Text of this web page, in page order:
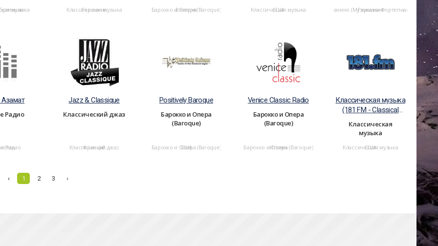
музыка Классическая музыка
Германия Барокко и Опера (Baroque)
Венгрия Классическая музыка
США Пианино (Музыка на Фортепиано)
Германия
Радио
Радио
Jazz & Classique
Классический джаз
Классический джаз
Франция
Positively Baroque
Барокко и Опера
(Baroque)
Барокко и Опера (Baroque)
США
Venice Classic Radio
Барокко и Опера
(Baroque)
Барокко и Опера (Baroque)
Италия
Классическая музыка
(181 FM - Classical
Классическая
музыка
Классическая музыка
США
‹ 1 2 3 ›